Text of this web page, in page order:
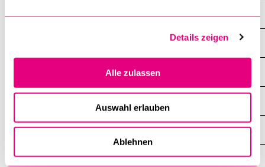
Details zeigen
Alle zulassen
Auswahl erlauben
Ablehnen
>> Übergreifende Strukturen
Džemat der Islamischen Gemeinschaft Luzern
Eyüb-Moschee
Islamischer Kulturverein Drita